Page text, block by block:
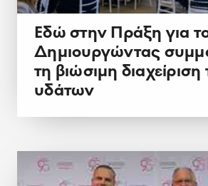
Εδώ στην Πράξη για
Δημιουργώντας
τη βιώσιμη
υδάτων